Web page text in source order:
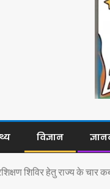
विज्ञान
शिविर हेतु राज्य के चार